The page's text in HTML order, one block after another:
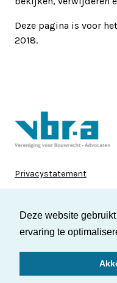
Deze website
ervaring te
Deze pagina is voor
2018.
Privacystatement
Cookies
LinkedIn
2026 Vereniging voor